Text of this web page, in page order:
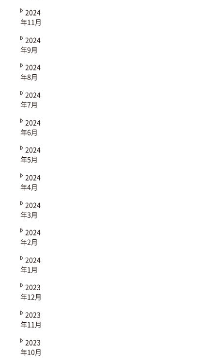
2024
年11月
2024
年9月
2024
年8月
2024
年7月
2024
年6月
2024
年5月
2024
年4月
2024
年3月
2024
年2月
2024
年1月
2023
年12月
2023
年11月
2023
年10月